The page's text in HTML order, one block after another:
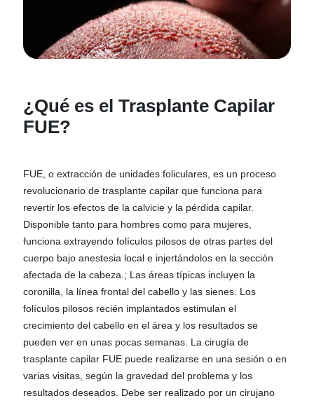
¿Qué es el Trasplante Capilar
FUE?
FUE, o extracción de unidades foliculares, es un proceso
revolucionario de trasplante capilar que funciona para
revertir los efectos de la calvicie y la pérdida capilar.
Disponible tanto para hombres como para mujeres,
funciona extrayendo folículos pilosos de otras partes del
cuerpo bajo anestesia local e injertándolos en la sección
afectada de la cabeza.; Las áreas típicas incluyen la
coronilla, la línea frontal del cabello y las sienes. Los
folículos pilosos recién implantados estimulan el
crecimiento del cabello en el área y los resultados se
pueden ver en unas pocas semanas. La cirugía de
trasplante capilar FUE puede realizarse en una sesión o en
varias visitas, según la gravedad del problema y los
resultados deseados. Debe ser realizado por un cirujano